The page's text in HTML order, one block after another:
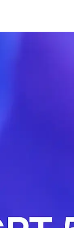
Spark
、錯誤碼與